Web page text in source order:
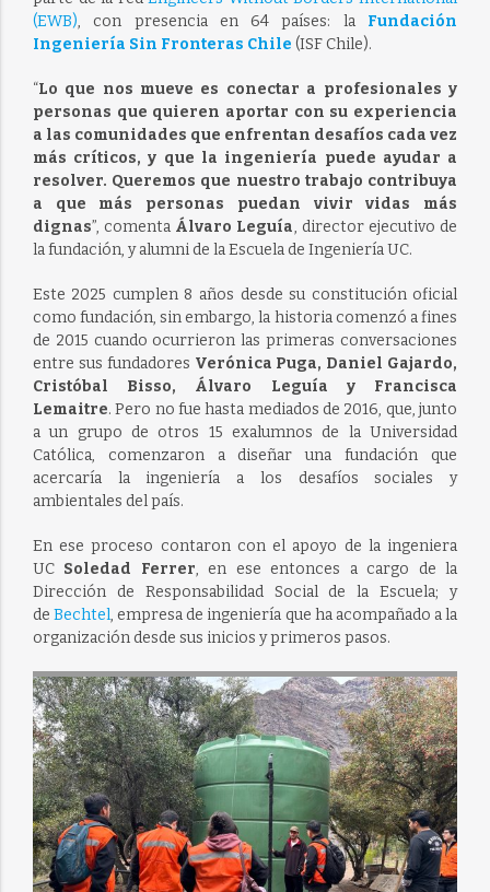
(EWB), con presencia en 64 países: la Fundación
Ingeniería Sin Fronteras Chile (ISF Chile).
“Lo que nos mueve es conectar a profesionales y
personas que quieren aportar con su experiencia
a las comunidades que enfrentan desafíos cada vez
más críticos, y que la ingeniería puede ayudar a
resolver. Queremos que nuestro trabajo contribuya
a que más personas puedan vivir vidas más
dignas”, comenta Álvaro Leguía, director ejecutivo de
la fundación, y alumni de la Escuela de Ingeniería UC.
Este 2025 cumplen 8 años desde su constitución oficial
como fundación, sin embargo, la historia comenzó a fines
de 2015 cuando ocurrieron las primeras conversaciones
entre sus fundadores Verónica Puga, Daniel Gajardo,
Cristóbal Bisso, Álvaro Leguía y Francisca
Lemaitre. Pero no fue hasta mediados de 2016, que, junto
a un grupo de otros 15 exalumnos de la Universidad
Católica, comenzaron a diseñar una fundación que
acercaría la ingeniería a los desafíos sociales y
ambientales del país.
En ese proceso contaron con el apoyo de la ingeniera
UC Soledad Ferrer, en ese entonces a cargo de la
Dirección de Responsabilidad Social de la Escuela; y
deBechtel, empresa de ingeniería que ha acompañado a la
organización desde sus inicios y primeros pasos.